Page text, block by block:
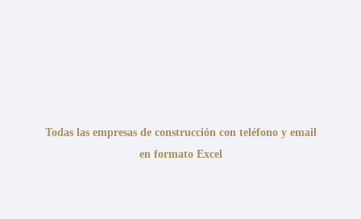
Todas las empresas de construcción con teléfono y email
en formato Excel